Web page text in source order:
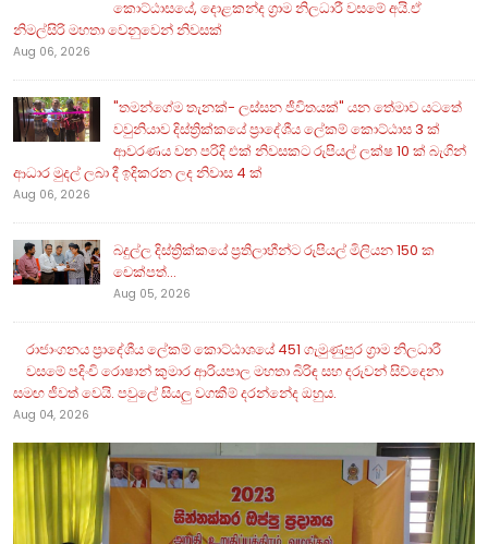
කොට්ඨාසයේ, දොළකන්ද ග්‍රාම නිලධාරී වසමේ අයි.ඒ
නිමල්සිරි මහතා වෙනුවෙන් නිවසක්
Aug 06, 2026
"තමන්ගේම තැනක්- ලස්සන ජීවිතයක්" යන තේමාව යටතේ
වවුනියාව දිස්ත්‍රික්කයේ ප්‍රාදේශීය ලේකම් කොට්ඨාස 3 ක්
ආවරණය වන පරිදි එක් නිවසකට රුපියල් ලක්ෂ 10 ක් බැගින්
ආධාර මුදල් ලබා දී ඉදිකරන ලද නිවාස 4 ක්
Aug 06, 2026
බදුල්ල දිස්ත්‍රික්කයේ ප්‍රතිලාභීන්ට රුපියල් මිලියන 150 ක
චෙක්පත්...
Aug 05, 2026
රාජාංගනය ප්‍රාදේශීය ලේකම් කොට්ඨාශයේ 451 ගැමුණුපුර ග්‍රාම නිලධාරී
වසමේ පදිංචි රොෂාන් කුමාර ආරියපාල මහතා බිරිඳ සහ දරුවන් සිව්දෙනා
සමඟ ජීවත් වෙයි. පවුලේ සියලු වගකීම් දරන්නේද ඔහුය.
Aug 04, 2026